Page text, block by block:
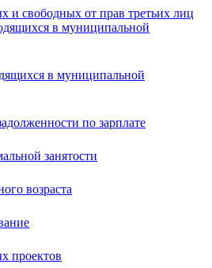
и свободных от прав третьих лиц
в муниципальной
в муниципальной
по зарплате
занятости
возраста
проектов